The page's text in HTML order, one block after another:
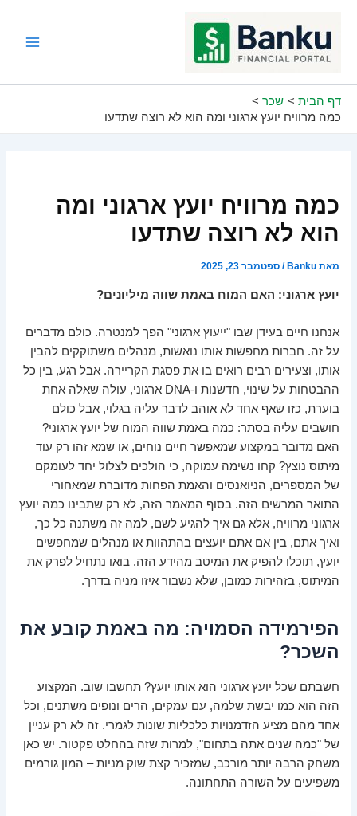
דף הבית
שכר
כמה מרוויח יועץ ארגוני ומה הוא לא רוצה שתדעו
כמה מרוויח יועץ ארגוני ומה
הוא לא רוצה שתדעו
מאתBanku
/ספטמבר 23, 2025
יועץ ארגוני: האם המוח באמת שווה מיליונים?
אנחנו חיים בעידן שבו "ייעוץ ארגוני" הפך למנטרה. כולם מדברים
על זה. חברות מחפשות אותו נואשות, מנהלים משתוקקים להבין
אותו, וצעירים רבים רואים בו את פסגת הקריירה. אבל רגע, בין כל
ההבטחות על שינוי, חדשנות ו-DNA ארגוני, עולה שאלה אחת
בוערת, כזו שאף אחד לא אוהב לדבר עליה בגלוי, אבל כולם
חושבים עליה בסתר: כמה באמת שווה המוח של יועץ ארגוני?
האם מדובר במקצוע שמאפשר חיים נוחים, או שמא זהו רק עוד
מיתוס נוצץ? קחו נשימה עמוקה, כי הולכים לצלול יחד לעומקם
של המספרים, הניואנסים והאמת הפחות מדוברת שמאחורי
התואר המרשים הזה. בסוף המאמר הזה, לא רק שתבינו כמה יועץ
ארגוני מרוויח, אלא גם איך להגיע לשם, למה זה משתנה כל כך,
ואיך אתם, בין אם אתם יועצים בהתהוות או מנהלים שמחפשים
יועץ, תוכלו להפיק את המיטב מהידע הזה. בואו נתחיל לפרק את
המיתוס, בזהירות כמובן, שלא נשבור איזו מניה בדרך.
הפירמידה הסמויה: מה באמת קובע את
השכר?
חשבתם שכל יועץ ארגוני הוא אותו יועץ? תחשבו שוב. המקצוע
הזה הוא כמו יבשת שלמה, עם עמקים, הרים ונופים משתנים, וכל
אחד מהם מציע הזדמנויות כלכליות שונות לגמרי. זה לא רק עניין
של "כמה שנים אתה בתחום", למרות שזה בהחלט פקטור. יש כאן
משחק הרבה יותר מורכב, שמזכיר קצת שוק מניות – המון גורמים
משפיעים על השורה התחתונה.